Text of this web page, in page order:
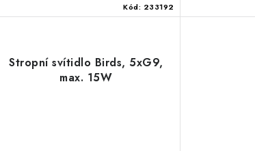
Kód: 233192
Stropní svítidlo Birds, 5xG9,
max. 15W